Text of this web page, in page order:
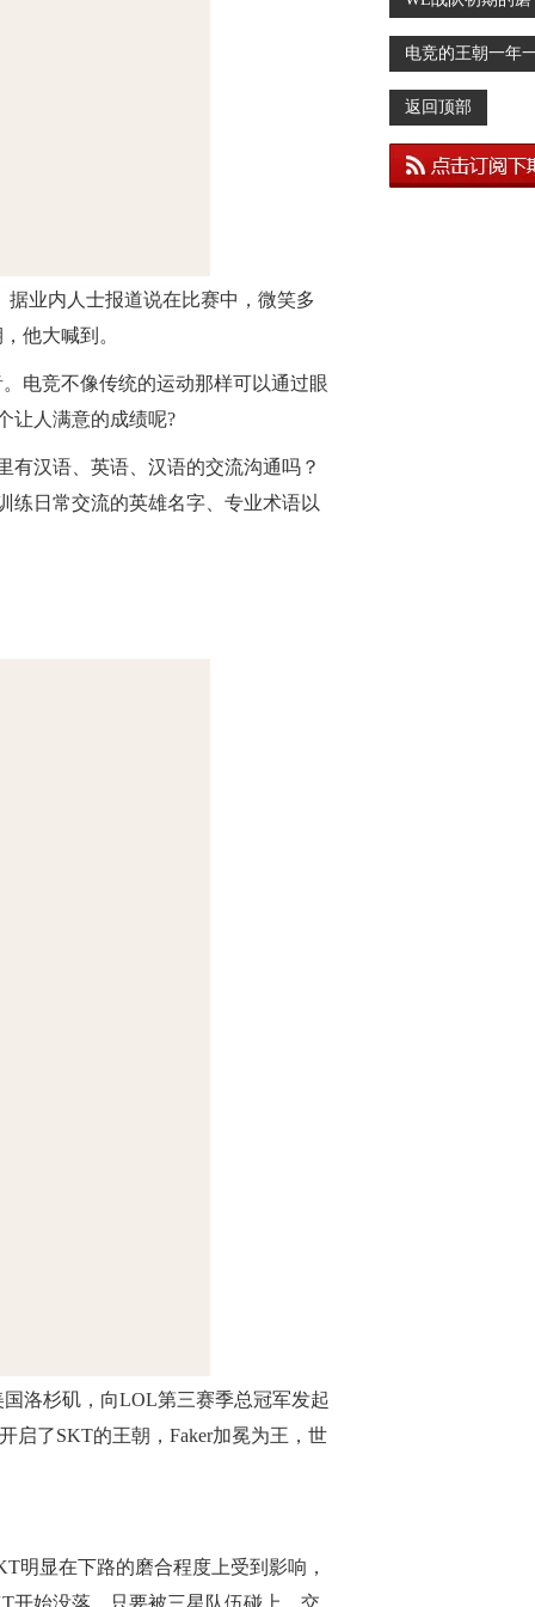
业内人士报道说在比赛中，微笑多
他大喊到。
电竞不像传统的运动那样可以通过眼
让人满意的成绩呢?
有汉语、英语、汉语的交流沟通吗？
练日常交流的英雄名字、专业术语以
洛杉矶，向LOL第三赛季总冠军发起
启了SKT的王朝，Faker加冕为王，世
明显在下路的磨合程度上受到影响，
开始没落，只要被三星队伍碰上，交
合
电竞的王朝一年
个轮回
返回顶部